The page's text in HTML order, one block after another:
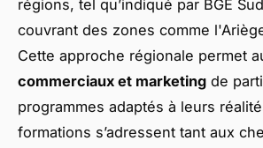
régions, tel qu’indiqué par BGE
couvrant des zones comme
Cette approche régionale permet
commerciaux et marketing de
programmes adaptés à leurs
formations s’adressent tant aux